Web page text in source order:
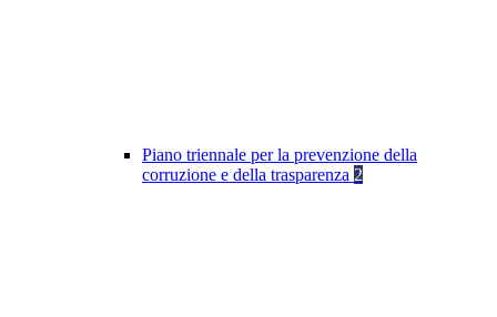
Piano triennale per la prevenzione della
corruzione e della trasparenza 2